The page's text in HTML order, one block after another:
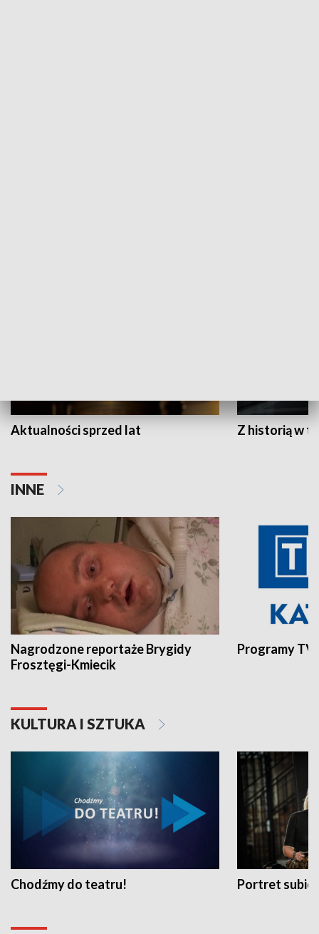
Aktualności sprzed lat Z historią w
INNE
Nagrodzone reportaże Brygidy
Frosztęgi-Kmiecik
Programy
KULTURA I SZTUKA
Chodźmy do teatru! Portret